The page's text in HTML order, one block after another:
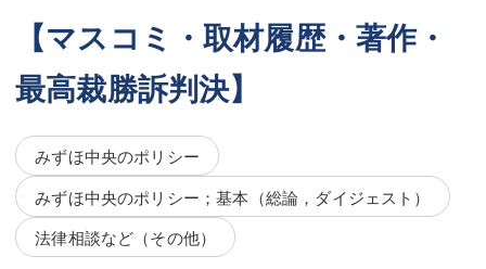
坂本 陽一
桶川 聡
三平 隆史
吉元 優仁
小川 祐
坂本 陽一
桶川 聡
三平 隆史
吉元 優仁
弁護士費用
【マスコミ・取材履歴・著作・
最高裁勝訴判決】
みずほ中央のポリシー
みずほ中央のポリシー；基本（総論，ダイジェスト）
法律相談など（その他）